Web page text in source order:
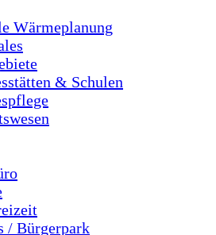
Wärmeplanung
& Schulen
/ Bürgerpark